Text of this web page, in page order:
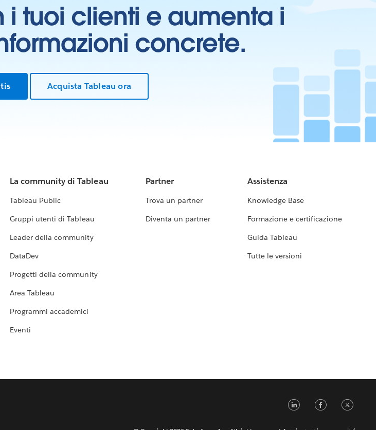
i tuoi clienti e aumenta i
concrete.
Acquista Tableau ora
La community di Tableau
Tableau Public
Gruppi utenti di Tableau
Leader della community
DataDev
Progetti della community
Area Tableau
Programmi accademici
Eventi
Partner
Trova un partner
Diventa un partner
Assistenza
Knowledge Base
Formazione e certificazione
Guida Tableau
Tutte le versioni
LinkedIn